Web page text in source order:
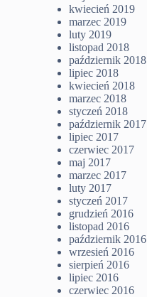
kwiecień 2019
marzec 2019
luty 2019
listopad 2018
październik 2018
lipiec 2018
kwiecień 2018
marzec 2018
styczeń 2018
październik 2017
lipiec 2017
czerwiec 2017
maj 2017
marzec 2017
luty 2017
styczeń 2017
grudzień 2016
listopad 2016
październik 2016
wrzesień 2016
sierpień 2016
lipiec 2016
czerwiec 2016